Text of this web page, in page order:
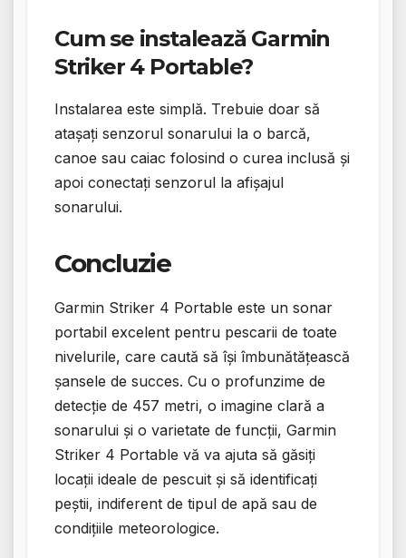
Cum se instalează Garmin
Striker 4 Portable?
Instalarea este simplă. Trebuie doar să
atașați senzorul sonarului la o barcă,
canoe sau caiac folosind o curea inclusă și
apoi conectați senzorul la afișajul
sonarului.
Concluzie
Garmin Striker 4 Portable este un sonar
portabil excelent pentru pescarii de toate
nivelurile, care caută să își îmbunătățească
șansele de succes. Cu o profunzime de
detecție de 457 metri, o imagine clară a
sonarului și o varietate de funcții, Garmin
Striker 4 Portable vă va ajuta să găsiți
locații ideale de pescuit și să identificați
peștii, indiferent de tipul de apă sau de
condițiile meteorologice.